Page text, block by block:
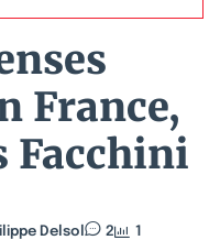
France,
Facchini
Delsol 2
1